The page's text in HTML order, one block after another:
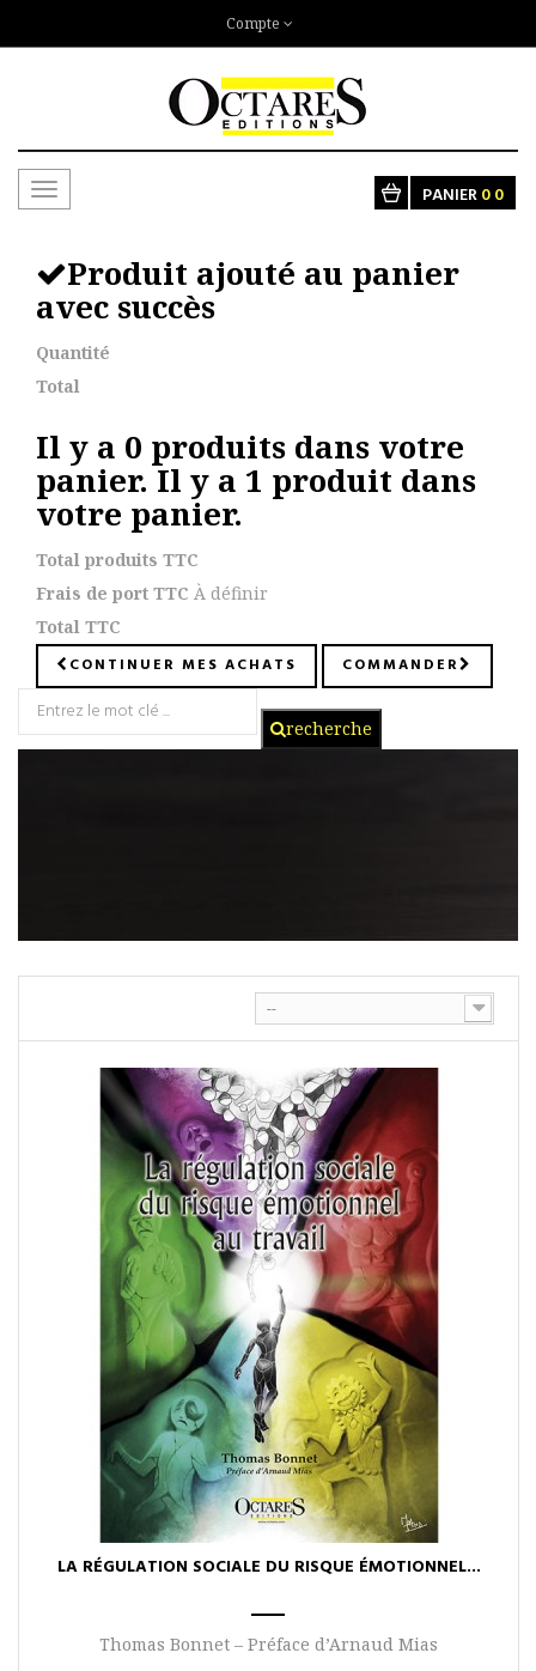
Compte
Toggle
PANIER00
Produit ajouté au panier
avec succès
Quantité
Total
Il y a 0 produits dans votre
panier.Il y a 1 produit dans
votre panier.
Total produits TTC
Frais de port TTC À définir
Total TTC
CONTINUER MES ACHATS COMMANDER
recherche
--
LA RÉGULATION SOCIALE DU RISQUE ÉMOTIONNEL...
Thomas Bonnet – Préface d’Arnaud Mias